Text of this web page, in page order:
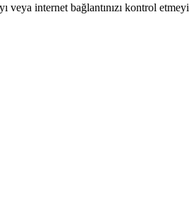
veya internet bağlantınızı kontrol